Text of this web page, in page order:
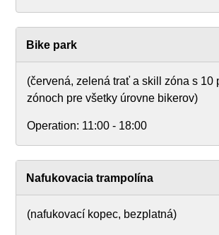
Bike park
(červená, zelená trať a skill zóna s 10
zónoch pre všetky úrovne bikerov)
Operation: 11:00 - 18:00
Nafukovacia trampolína
(nafukovací kopec, bezplatná)